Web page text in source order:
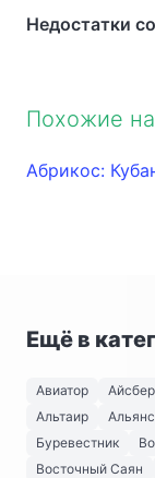
Недостатки
Похожие
Абрикос:
Ещё в
Авиатор
Альтаир
Альянс
Буревестник
Восточный Саян